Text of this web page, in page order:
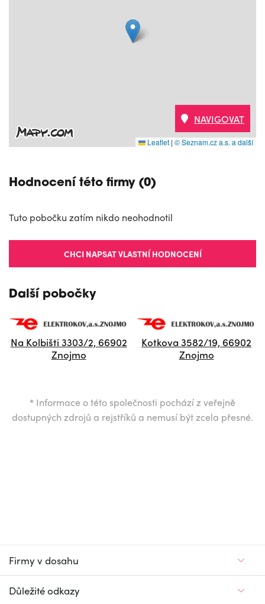
Leaflet | © Seznam.cz a.s. a další
NAVIGOVAT
Hodnocení této firmy (0)
Tuto pobočku zatím nikdo neohodnotil
CHCI NAPSAT VLASTNÍ HODNOCENÍ
Další pobočky
Na Kolbišti 3303/2, 66902
Znojmo
Kotkova 3582/19, 66902
Znojmo
* Informace o této společnosti pochází z veřejně
dostupných zdrojů a rejstříků a nemusí být zcela přesné.
Firmy v dosahu
Důležité odkazy